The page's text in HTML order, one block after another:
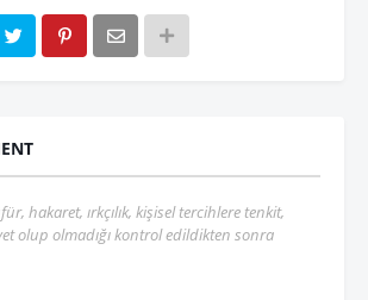
hakaret, ırkçılık, kişisel tercihlere tenkit,
olup olmadığı kontrol edildikten sonra